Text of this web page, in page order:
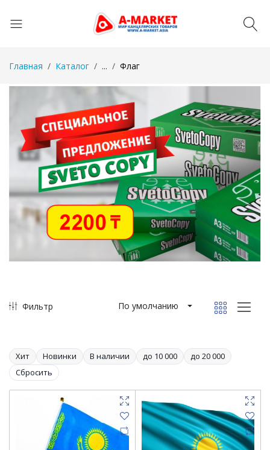
Главная Каталог ... Флаг
Фильтр По умолчанию
Хит Новинки В наличии до 10 000
до 20 000
Сбросить